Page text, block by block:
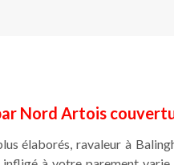
Nord Artois
élaborés, ravaleur à